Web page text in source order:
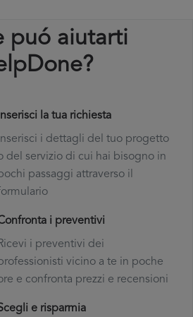
puó aiutarti
Inserisci la tua richiesta
Inserisci i dettagli del tuo progetto
del servizio di cui hai bisogno in
passaggi attraverso il
i preventivi
Ricevi i preventivi dei
vicino a te in poche
e confronta prezzi e recensioni
e risparmia